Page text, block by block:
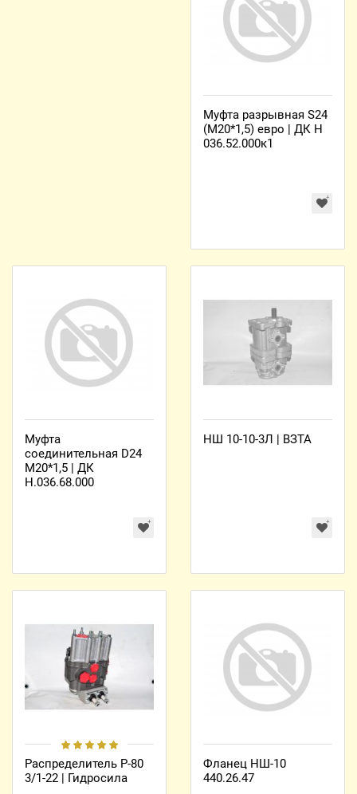
Муфта разрывная S24
(М20*1,5) евро | ДК Н
036.52.000к1
Муфта
соединительная D24
М20*1,5 | ДК
Н.036.68.000
НШ 10-10-3Л | ВЗТА
Распределитель Р-80
3/1-22 | Гидросила
Фланец НШ-10
440.26.47